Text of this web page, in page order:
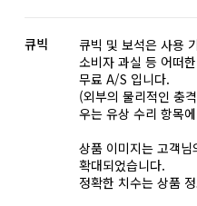
큐빅
큐빅 및 보석은 사용
소비자 과실 등 어떠
무료 A/S 입니다.
(외부의 물리적인 충
우는 유상 수리 항목
상품 이미지는 고객
확대되었습니다.
정확한 치수는 상품